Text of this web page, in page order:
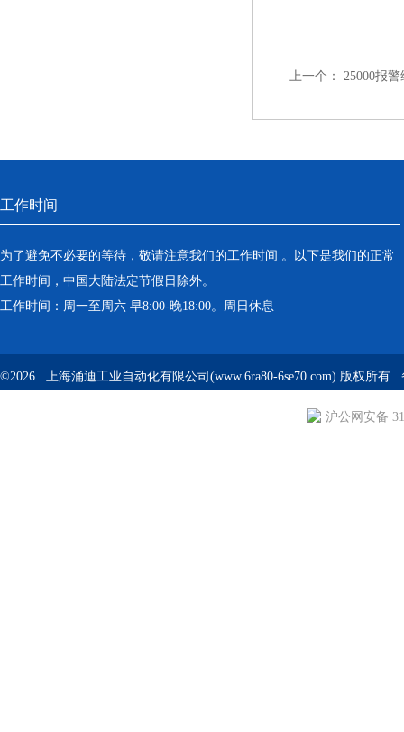
上一个： 25000报
工作时间
为了避免不必要的等待，敬请注意我们的工作时间 。以下是我们的正常
工作时间，中国大陆法定节假日除外。
工作时间：周一至周六 早8:00-晚18:00。周日休息
©2026 上海涌迪工业自动化有限公司(www.6ra80-6se70.com) 版权所有
沪公网安备